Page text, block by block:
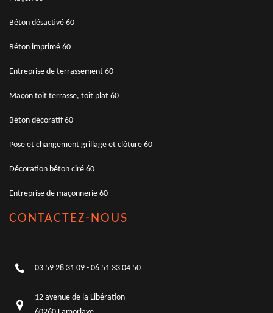
Béton désactivé 60
Béton imprimé 60
Entreprise de terrassement 60
Maçon toit terrasse, toit plat 60
Béton décoratif 60
Pose et changement grillage et clôture 60
Décoration béton ciré 60
Entreprise de maçonnerie 60
CONTACTEZ-NOUS
03 59 28 31 09 - 06 51 33 04 50
12 avenue de la Libération